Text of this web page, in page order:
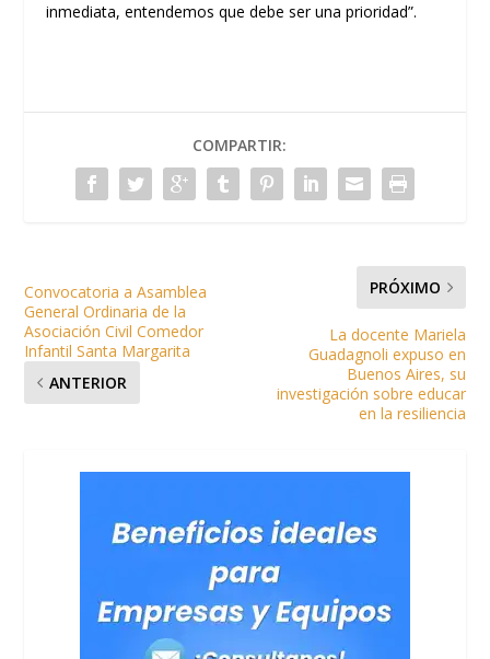
inmediata, entendemos que debe ser una prioridad”.
COMPARTIR:
Convocatoria a Asamblea
General Ordinaria de la
Asociación Civil Comedor
Infantil Santa Margarita
ANTERIOR
PRÓXIMO
La docente Mariela
Guadagnoli expuso en
Buenos Aires, su
investigación sobre educar
en la resiliencia